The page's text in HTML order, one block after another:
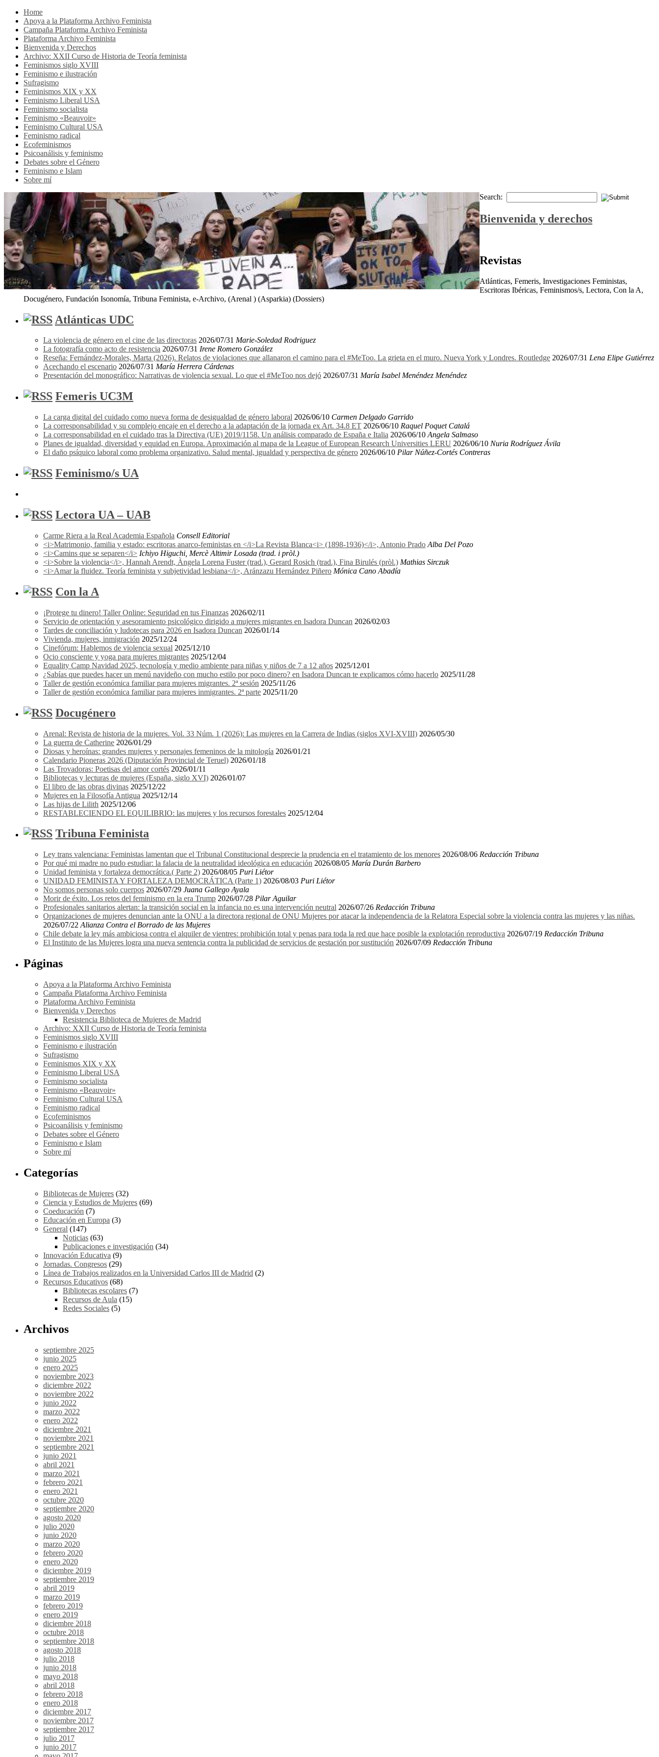
Home
Apoya a la Plataforma Archivo Feminista
Campaña Plataforma Archivo Feminista
Plataforma Archivo Feminista
Bienvenida y Derechos
Archivo: XXII Curso de Historia de Teoría feminista
Feminismos siglo XVIII
Feminismo e ilustración
Sufragismo
Feminismos XIX y XX
Feminismo Liberal USA
Feminismo socialista
Feminismo «Beauvoir»
Feminismo Cultural USA
Feminismo radical
Ecofeminismos
Psicoanálisis y feminismo
Debates sobre el Género
Feminismo e Islam
Sobre mí
Search:
Bienvenida y derechos
Revistas
Atlánticas, Femeris, Investigaciones Feministas,
Escritoras Ibéricas, Feminismos/s, Lectora, Con la A,
Docugénero, Fundación Isonomía, Tribuna Feminista, e-Archivo, (Arenal ) (Asparkia) (Dossiers)
Atlánticas UDC
La violencia de género en el cine de las directoras 2026/07/31 Marie-Soledad Rodriguez
La fotografía como acto de resistencia 2026/07/31 Irene Romero González
Reseña: Fernández-Morales, Marta (2026). Relatos de violaciones que allanaron el camino para el #MeToo. La grieta en el muro. Nueva York y Londres. Routledge 2026/07/31 Lena Elipe Gutiérrez
Acechando el escenario 2026/07/31 María Herrera Cárdenas
Presentación del monográfico: Narrativas de violencia sexual. Lo que el #MeToo nos dejó 2026/07/31 María Isabel Menéndez Menéndez
Femeris UC3M
La carga digital del cuidado como nueva forma de desigualdad de género laboral 2026/06/10 Carmen Delgado Garrido
La corresponsabilidad y su complejo encaje en el derecho a la adaptación de la jornada ex Art. 34.8 ET 2026/06/10 Raquel Poquet Catalá
La corresponsabilidad en el cuidado tras la Directiva (UE) 2019/1158. Un análisis comparado de España e Italia 2026/06/10 Angela Salmaso
Planes de igualdad, diversidad y equidad en Europa. Aproximación al mapa de la League of European Research Universities LERU 2026/06/10 Nuria Rodríguez Ávila
El daño psíquico laboral como problema organizativo. Salud mental, igualdad y perspectiva de género 2026/06/10 Pilar Núñez-Cortés Contreras
Feminismo/s UA
Lectora UA – UAB
Carme Riera a la Real Academia Española Consell Editorial
<i>Matrimonio, familia y estado: escritoras anarco-feministas en </i>La Revista Blanca<i> (1898-1936)</i>, Antonio Prado Alba Del Pozo
<i>Camins que se separen</i> Ichiyo Higuchi, Mercè Altimir Losada (trad. i pròl.)
<i>Sobre la violencia</i>, Hannah Arendt, Àngela Lorena Fuster (trad.), Gerard Rosich (trad.), Fina Birulés (pròl.) Mathias Sirczuk
<i>Amar la fluidez. Teoría feminista y subjetividad lesbiana</i>, Aránzazu Hernández Piñero Mónica Cano Abadía
Con la A
¡Protege tu dinero! Taller Online: Seguridad en tus Finanzas 2026/02/11
Servicio de orientación y asesoramiento psicológico dirigido a mujeres migrantes en Isadora Duncan 2026/02/03
Tardes de conciliación y ludotecas para 2026 en Isadora Duncan 2026/01/14
Vivienda, mujeres, inmigración 2025/12/24
Cinefórum: Hablemos de violencia sexual 2025/12/10
Ocio consciente y yoga para mujeres migrantes 2025/12/04
Equality Camp Navidad 2025, tecnología y medio ambiente para niñas y niños de 7 a 12 años 2025/12/01
¿Sabías que puedes hacer un menú navideño con mucho estilo por poco dinero? en Isadora Duncan te explicamos cómo hacerlo 2025/11/28
Taller de gestión económica familiar para mujeres migrantes. 2ª sesión 2025/11/26
Taller de gestión económica familiar para mujeres inmigrantes. 2ª parte 2025/11/20
Docugénero
Arenal: Revista de historia de la mujeres. Vol. 33 Núm. 1 (2026): Las mujeres en la Carrera de Indias (siglos XVI-XVIII) 2026/05/30
La guerra de Catherine 2026/01/29
Diosas y heroínas: grandes mujeres y personajes femeninos de la mitología 2026/01/21
Calendario Pioneras 2026 (Diputación Provincial de Teruel) 2026/01/18
Las Trovadoras: Poetisas del amor cortés 2026/01/11
Bibliotecas y lecturas de mujeres (España, siglo XVI) 2026/01/07
El libro de las obras divinas 2025/12/22
Mujeres en la Filosofía Antigua 2025/12/14
Las hijas de Lilith 2025/12/06
RESTABLECIENDO EL EQUILIBRIO: las mujeres y los recursos forestales 2025/12/04
Tribuna Feminista
Ley trans valenciana: Feministas lamentan que el Tribunal Constitucional desprecie la prudencia en el tratamiento de los menores 2026/08/06 Redacción Tribuna
Por qué mi madre no pudo estudiar: la falacia de la neutralidad ideológica en educación 2026/08/05 María Durán Barbero
Unidad feminista y fortaleza democrática.( Parte 2) 2026/08/05 Puri Liétor
UNIDAD FEMINISTA Y FORTALEZA DEMOCRÁTICA (Parte 1) 2026/08/03 Puri Liétor
No somos personas solo cuerpos 2026/07/29 Juana Gallego Ayala
Morir de éxito. Los retos del feminismo en la era Trump 2026/07/28 Pilar Aguilar
Profesionales sanitarios alertan: la transición social en la infancia no es una intervención neutral 2026/07/26 Redacción Tribuna
Organizaciones de mujeres denuncian ante la ONU a la directora regional de ONU Mujeres por atacar la independencia de la Relatora Especial sobre la violencia contra las mujeres y las niñas.
2026/07/22 Alianza Contra el Borrado de las Mujeres
Chile debate la ley más ambiciosa contra el alquiler de vientres: prohibición total y penas para toda la red que hace posible la explotación reproductiva 2026/07/19 Redacción Tribuna
El Instituto de las Mujeres logra una nueva sentencia contra la publicidad de servicios de gestación por sustitución 2026/07/09 Redacción Tribuna
Páginas
Apoya a la Plataforma Archivo Feminista
Campaña Plataforma Archivo Feminista
Plataforma Archivo Feminista
Bienvenida y Derechos
Resistencia Biblioteca de Mujeres de Madrid
Archivo: XXII Curso de Historia de Teoría feminista
Feminismos siglo XVIII
Feminismo e ilustración
Sufragismo
Feminismos XIX y XX
Feminismo Liberal USA
Feminismo socialista
Feminismo «Beauvoir»
Feminismo Cultural USA
Feminismo radical
Ecofeminismos
Psicoanálisis y feminismo
Debates sobre el Género
Feminismo e Islam
Sobre mí
Categorías
Bibliotecas de Mujeres (32)
Ciencia y Estudios de Mujeres (69)
Coeducación (7)
Educación en Europa (3)
General (147)
Noticias (63)
Publicaciones e investigación (34)
Innovación Educativa (9)
Jornadas. Congresos (29)
Línea de Trabajos realizados en la Universidad Carlos III de Madrid (2)
Recursos Educativos (68)
Bibliotecas escolares (7)
Recursos de Aula (15)
Redes Sociales (5)
Archivos
septiembre 2025
junio 2025
enero 2025
noviembre 2023
diciembre 2022
noviembre 2022
junio 2022
marzo 2022
enero 2022
diciembre 2021
noviembre 2021
septiembre 2021
junio 2021
abril 2021
marzo 2021
febrero 2021
enero 2021
octubre 2020
septiembre 2020
agosto 2020
julio 2020
junio 2020
marzo 2020
febrero 2020
enero 2020
diciembre 2019
septiembre 2019
abril 2019
marzo 2019
febrero 2019
enero 2019
diciembre 2018
octubre 2018
septiembre 2018
agosto 2018
julio 2018
junio 2018
mayo 2018
abril 2018
febrero 2018
enero 2018
diciembre 2017
noviembre 2017
septiembre 2017
julio 2017
junio 2017